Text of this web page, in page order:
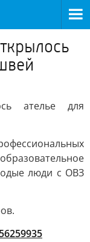
ателье для
люди с ОВЗ